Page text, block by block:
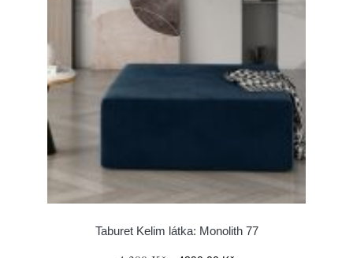
Taburet Kelim látka: Monolith 77